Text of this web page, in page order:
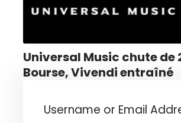
Universal Music chute de
Bourse, Vivendi entraîné
Username or Email